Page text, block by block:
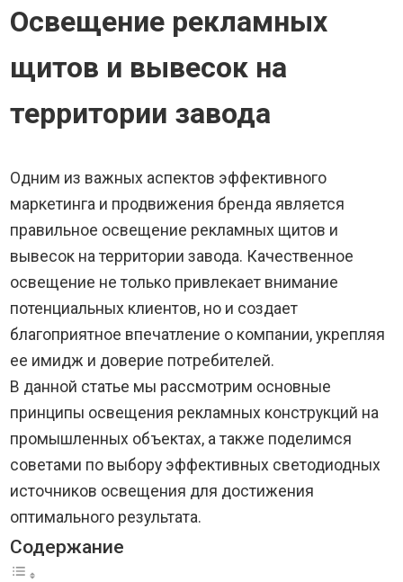
Освещение рекламных
щитов и вывесок на
территории завода
Одним из важных аспектов эффективного
маркетинга и продвижения бренда является
правильное освещение рекламных щитов и
вывесок на территории завода. Качественное
освещение не только привлекает внимание
потенциальных клиентов, но и создает
благоприятное впечатление о компании, укрепляя
ее имидж и доверие потребителей.
В данной статье мы рассмотрим основные
принципы освещения рекламных конструкций на
промышленных объектах, а также поделимся
советами по выбору эффективных светодиодных
источников освещения для достижения
оптимального результата.
Содержание